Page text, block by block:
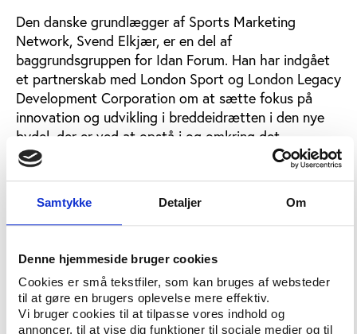
Samtykke Detaljer Om
Denne hjemmeside bruger cookies
Cookies er små tekstfiler, som kan bruges af websteder
til at gøre en brugers oplevelse mere effektiv.
Vi bruger cookies til at tilpasse vores indhold og
annoncer, til at vise dig funktioner til sociale medier og til
Den danske grundlægger af Sports Marketing
Network, Svend Elkjær, er en del af
baggrundsgruppen for Idan Forum. Han har indgået
et partnerskab med London Sport og London Legacy
Development Corporation om at sætte fokus på
innovation og udvikling i breddeidrætten i den nye
bydel, der er ved at opstå i og omkring det
olympiske område i det østlige London.
Idrætstilbud myldrer frem
Samarbejdet bygger i høj grad på en erkendelse hos
integration i hovedstaden kræver udvikling af
bæredygtige idrætstilbud for lokalbefolkningen i det
olympiske parkområde. Sådanne tilbud skal komme
fra såvel foreninger som fra andre innovative